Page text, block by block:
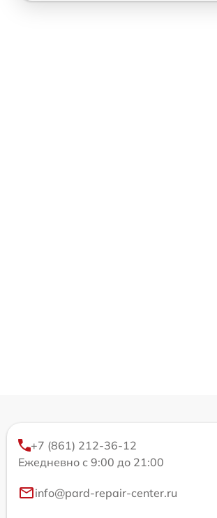
+7 (861) 212-36-12
Ежедневно с 9:00 до 21:00
info@pard-repair-center.ru